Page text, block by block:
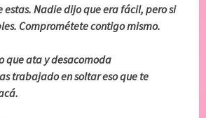
estas. Nadie dijo que era fácil, pero si
Comprométete contigo mismo.
que ata y desacomoda
trabajado en soltar eso que te